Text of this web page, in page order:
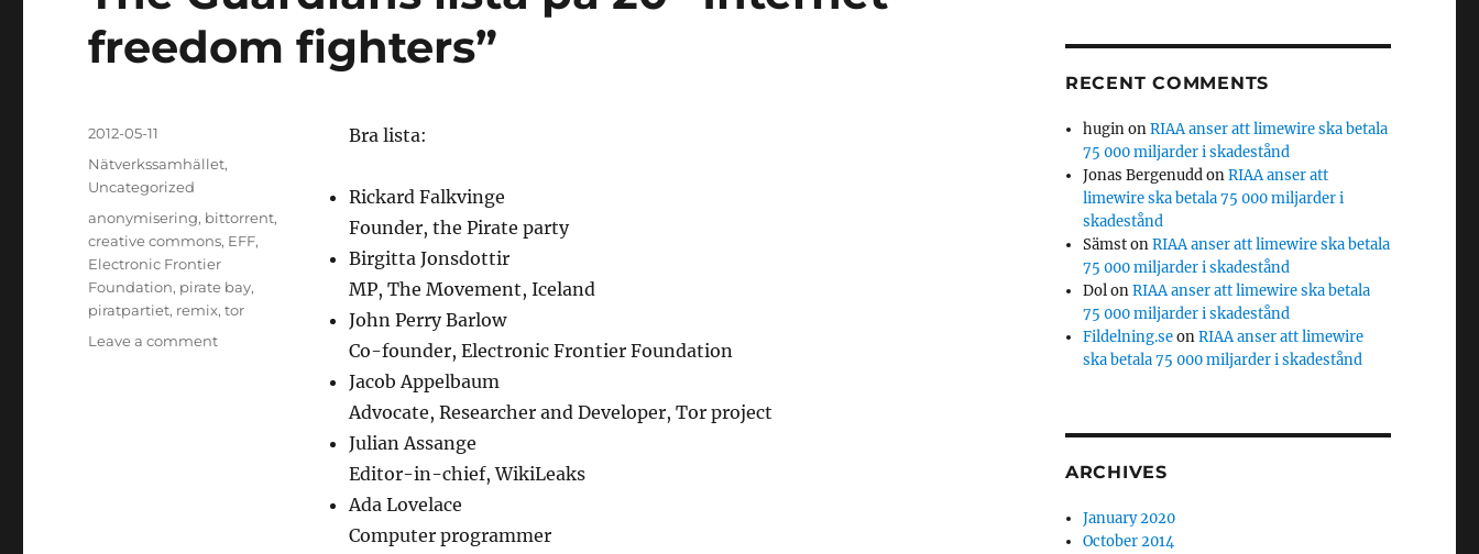
freedom fighters”
Bra lista:
Rickard Falkvinge
Founder, the Pirate party
Birgitta Jonsdottir
MP, The Movement, Iceland
John Perry Barlow
Co-founder, Electronic Frontier Foundation
Jacob Appelbaum
Advocate, Researcher and Developer, Tor project
Julian Assange
Editor-in-chief, WikiLeaks
Ada Lovelace
Computer programmer
Posted
on
2012-05-11
Categories
Nätverkssamhället,
Uncategorized
Tags
anonymisering, bittorrent,
creative commons, EFF,
Electronic Frontier
Foundation, pirate bay,
piratpartiet, remix,tor
Leave a commenton
RECENT COMMENTS
huginonRIAA anser att limewire ska betala
75 000 miljarder i skadestånd
Jonas BergenuddonRIAA anser att
limewire ska betala 75 000 miljarder i
skadestånd
SämstonRIAA anser att limewire ska betala
75 000 miljarder i skadestånd
DolonRIAA anser att limewire ska betala
75 000 miljarder i skadestånd
Fildelning.seonRIAA anser att limewire
ska betala 75 000 miljarder i skadestånd
ARCHIVES
January 2020
October 2014